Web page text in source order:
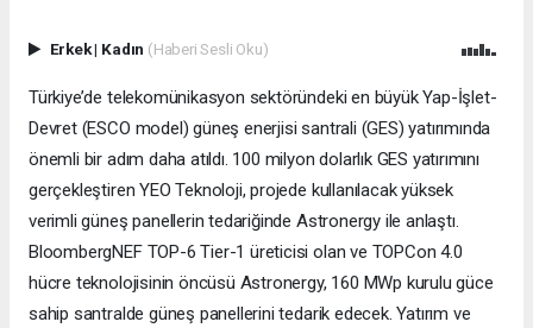
Erkek| Kadın (Haberi Sesli Oku)
Türkiye’de telekomünikasyon sektöründeki en büyük Yap-İşlet-
Devret (ESCO model) güneş enerjisi santrali (GES) yatırımında
önemli bir adım daha atıldı. 100 milyon dolarlık GES yatırımını
gerçekleştiren YEO Teknoloji, projede kullanılacak yüksek
verimli güneş panellerin tedariğinde Astronergy ile anlaştı.
BloombergNEF TOP-6 Tier-1 üreticisi olan ve TOPCon 4.0
hücre teknolojisinin öncüsü Astronergy, 160 MWp kurulu güce
sahip santralde güneş panellerini tedarik edecek. Yatırım ve